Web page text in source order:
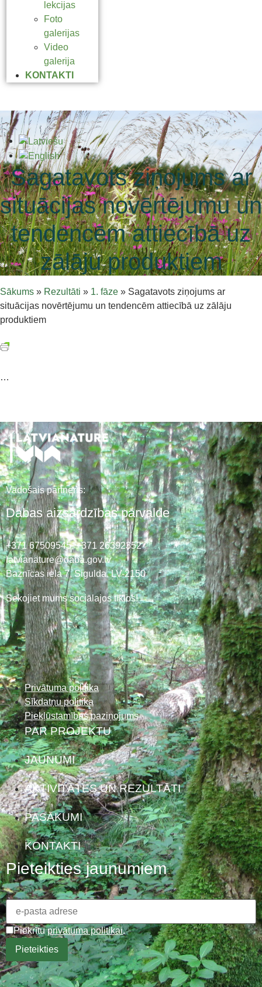
lekcijas
Foto
galerijas
Video
galerija
KONTAKTI
Sagatavots ziņojums ar
situācijas novērtējumu un
tendencēm attiecībā uz
zālāju produktiem
Sākums » Rezultāti » 1. fāze » Sagatavots ziņojums ar
situācijas novērtējumu un tendencēm attiecībā uz zālāju
produktiem
…
Vadošais partneris:
Dabas aizsardzības pārvalde
+371 67509545,+371 26392352
latvianature@daba.gov.lv
Baznīcas iela 7, Sigulda, LV-2150
Sekojiet mums sociālajos tīklos!
Privātuma politika
Sīkdatņu politika
Piekļūstamības paziņojums
PAR PROJEKTU
JAUNUMI
AKTIVITĀTES UN REZULTĀTI
PASĀKUMI
KONTAKTI
Pieteikties jaunumiem
Piekrītuprivātuma politikai.